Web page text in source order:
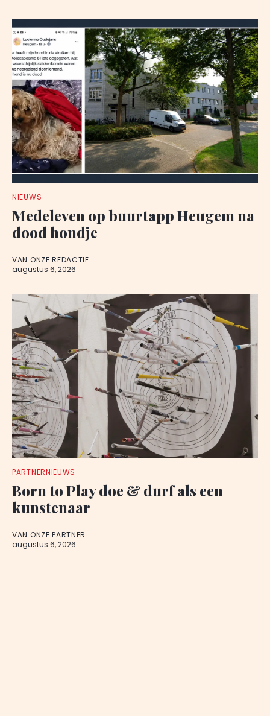
NIEUWS
Medeleven op buurtapp Heugem na
dood hondje
VAN ONZE REDACTIE
augustus 6, 2026
PARTNERNIEUWS
Born to Play doe & durf als een
kunstenaar
VAN ONZE PARTNER
augustus 6, 2026